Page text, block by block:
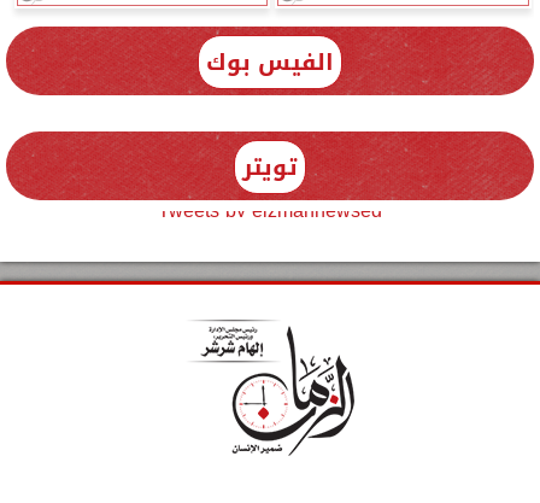
الفيس بوك
تويتر
Tweets by elzmannewseg